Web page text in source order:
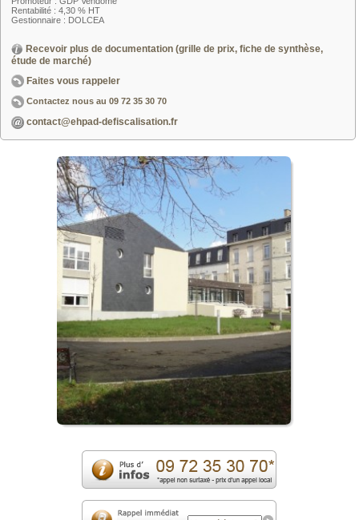
Rentabilité : 4,30 % HT
Gestionnaire : DOLCEA
Recevoir plus de documentation (grille de prix, fiche de synthèse,
étude de marché)
Faites vous rappeler
Contactez nous au 09 72 35 30 70
contact@ehpad-defiscalisation.fr